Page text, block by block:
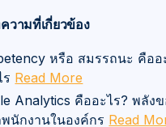
วามที่เกี่ยวข้อง
หรือ สมรรถนะ คืออ
ร Read More
Analytics คืออะไร? พลังข
นักงานในองค์กร Read